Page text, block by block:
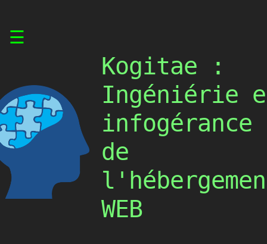
☰
Kogitae :
Ingéniérie
infogérance
de
WEB